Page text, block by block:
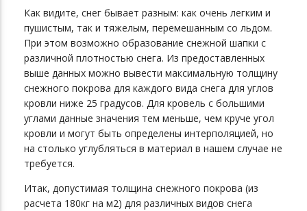
Как видите, снег бывает разным: как очень легким и
пушистым, так и тяжелым, перемешанным со льдом.
При этом возможно образование снежной шапки с
различной плотностью снега. Из предоставленных
выше данных можно вывести максимальную толщину
снежного покрова для каждого вида снега для углов
кровли ниже 25 градусов. Для кровель с большими
углами данные значения тем меньше, чем круче угол
кровли и могут быть определены интерполяцией, но
на столько углубляться в материал в нашем случае не
требуется.
Итак, допустимая толщина снежного покрова (из
расчета 180кг на м2) для различных видов снега